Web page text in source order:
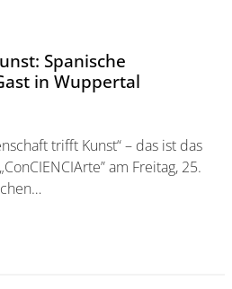
Spanische
in Wuppertal
trifft Kunst“ – das ist das
am Freitag, 25.
Wissenschaftler zu Gast